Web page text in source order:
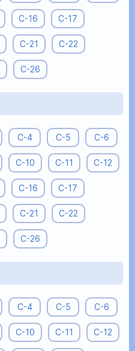
С-16 С-17
С-21 С-22
С-26
С-4 С-5 С-6
С-10 С-11 С-12
С-16 С-17
С-21 С-22
С-26
С-4 С-5 С-6
С-10 С-11 С-12